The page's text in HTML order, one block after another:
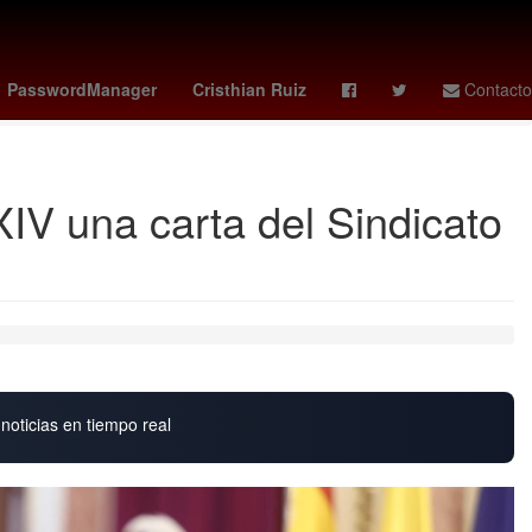
PasswordManager Cristhian Ruiz Contacto
mariah carey celta de vigo vs osasuna
celta vs osasuna
una carta del Sindicato
en tiempo real